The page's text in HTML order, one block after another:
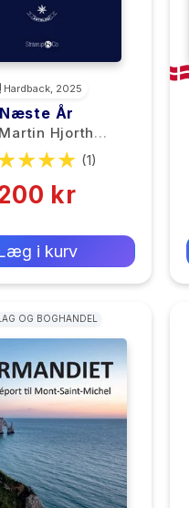
Hardback, 2025
Næste År
Martin Hjorth
(1)
kr
i kurv
OG BOGHANDEL